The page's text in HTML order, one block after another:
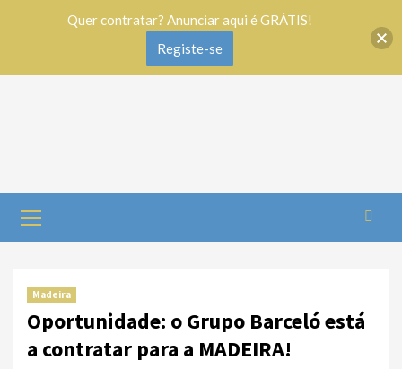
Madeira
Oportunidade: o Grupo Barceló está
a contratar para a MADEIRA!
Quer contratar? Anunciar aqui é GRÁTIS!
Registe-se